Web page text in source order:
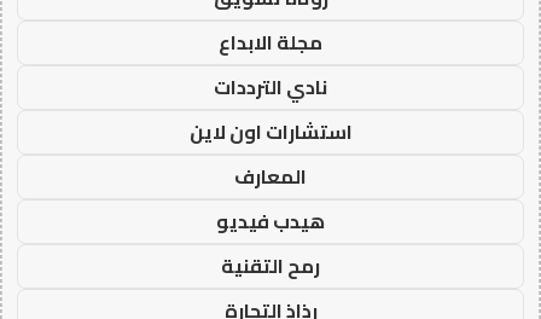
مجلة الابداع
نادي الترددات
استشارات اون لاين
المعارف
هيدب فيديو
رمح التقنية
رذاذ التجارة